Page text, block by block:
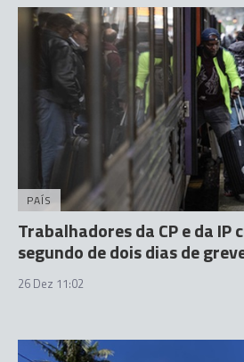
PAÍS
Trabalhadores da CP e da IP
segundo de dois dias de
26 Dez 11:02